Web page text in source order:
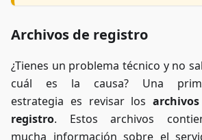
Archivos de registro
¿Tienes un problema técnico y no
cuál es la causa? Una
estrategia es revisar los
registro. Estos archivos
mucha información sobre el